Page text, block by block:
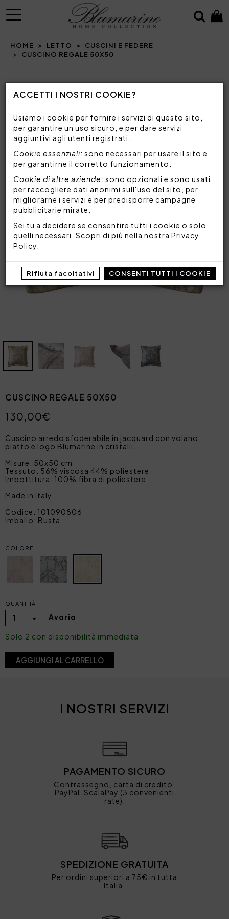
ACCETTI I NOSTRI COOKIE?
Usiamo i cookie per fornire i servizi di questo sito,
per garantire un uso sicuro, e per dare servizi
aggiuntivi agli utenti registrati.
Cookie essenziali: sono necessari per usare il sito e
per garantirne il corretto funzionamento.
Cookie di altre aziende: sono opzionali e sono usati
per raccogliere dati anonimi sull'uso del sito, per
migliorarne i servizi e per predisporre campagne
pubblicitarie mirate.
Sei tu a decidere se consentire tutti i cookie o solo
quelli necessari. Scopri di più nella nostra Privacy
Policy
Rifiuta facoltativi CONSENTI TUTTI I COOKIE
MENU
HOME LETTO
CUSCINI E FEDERE
CUSCINO REGALE 50X50
Prev
CUSCINO REGALE 50X50
130,00€
Cuscino arredo sfoderabile in jacquard con volano
piatto e logo Blumarine in cristalli.
Misure: 50x50 cm
Tessuto: 56% viscosa 44% poliestere
Imbottitura: 100% fibra di poliestere
Made in Italy
Codice: 101090806
Imballo: Busta
COLORE
QUANTITÀ
1 Avorio
Solo 2 con disponibilità immediata
AGGIUNGI AL CARRELLO
I NOSTRI SERVIZI
PAGAMENTO SICURO
Contrassegno, carta di credito,
PayPal, ScalaPay (3 convenienti
rate).
SPEDIZIONE GRATUITA
Per ordini superiori a 75€ in tutta
Italia.